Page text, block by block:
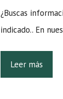
¿Buscas
indicado.. En
Leer más